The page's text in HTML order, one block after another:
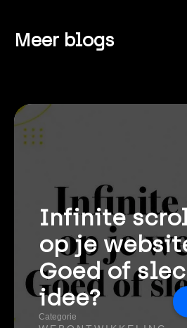
Meer blogs
Infinite
op je
Goed of
idee?
Categorie